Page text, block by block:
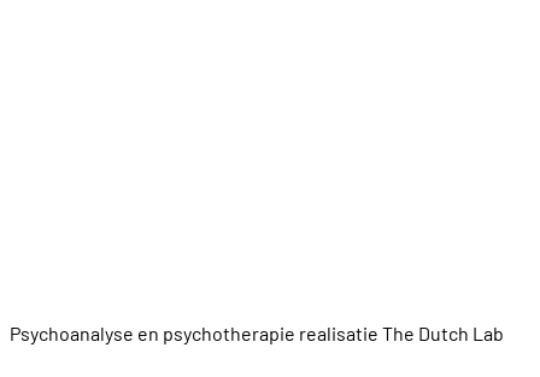
Psychoanalyse en psychotherapie realisatie The Dutch Lab